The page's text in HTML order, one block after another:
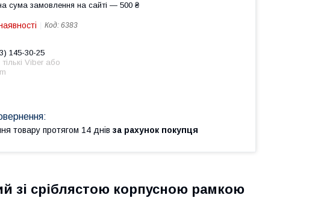
сума замовлення на сайті — 500 ₴
Код: 6383
145-30-25
Viber або
товару протягом 14 днів за рахунок покупця
зі сріблястою корпусною рамкою